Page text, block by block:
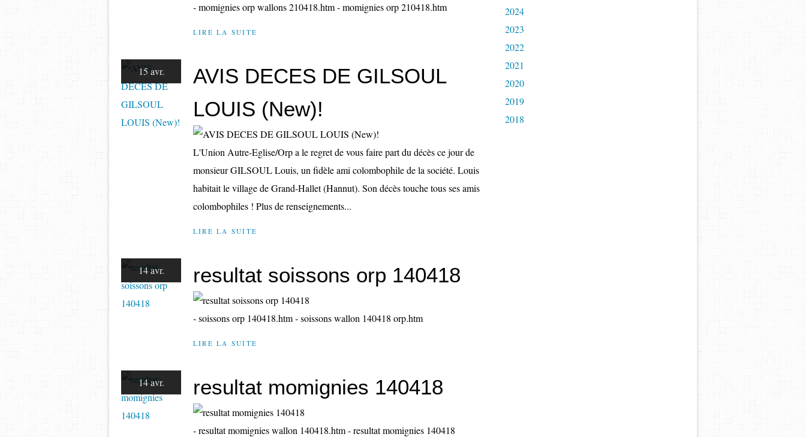
- momignies orp wallons 210418.htm - momignies orp 210418.htm
LIRE LA SUITE
15 avr.
AVIS DECES DE GILSOUL
LOUIS (New)!
L'Union Autre-Eglise/Orp a le regret de vous faire part du décès ce jour de
monsieur GILSOUL Louis, un fidèle ami colombophile de la société. Louis
habitait le village de Grand-Hallet (Hannut). Son décès touche tous ses amis
colombophiles ! Plus de renseignements...
LIRE LA SUITE
14 avr. resultat soissons orp 140418
- soissons orp 140418.htm - soissons wallon 140418 orp.htm
LIRE LA SUITE
14 avr. resultat momignies 140418
- resultat momignies wallon 140418.htm - resultat momignies 140418
2024
2023
2022
2021
2020
2019
2018